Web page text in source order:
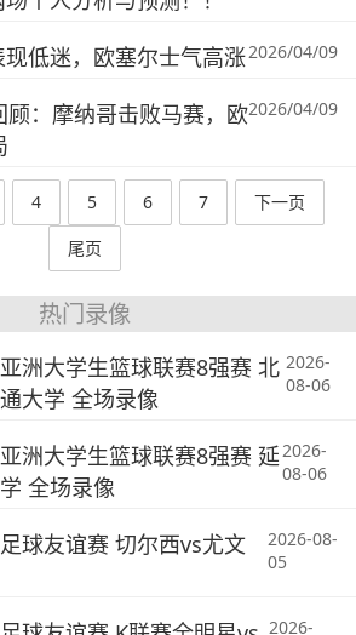
低迷，欧塞尔士气高涨2026/04/09
顾：摩纳哥击败马赛，欧2026/04/09
4 5 6 7
下一页
尾页
热门录像
洲大学生篮球联赛8强赛 北
大学 全场录像
2026-
08-06
洲大学生篮球联赛8强赛 延
全场录像
2026-
08-06
球友谊赛 切尔西vs尤文
2026-08-
05
2026-